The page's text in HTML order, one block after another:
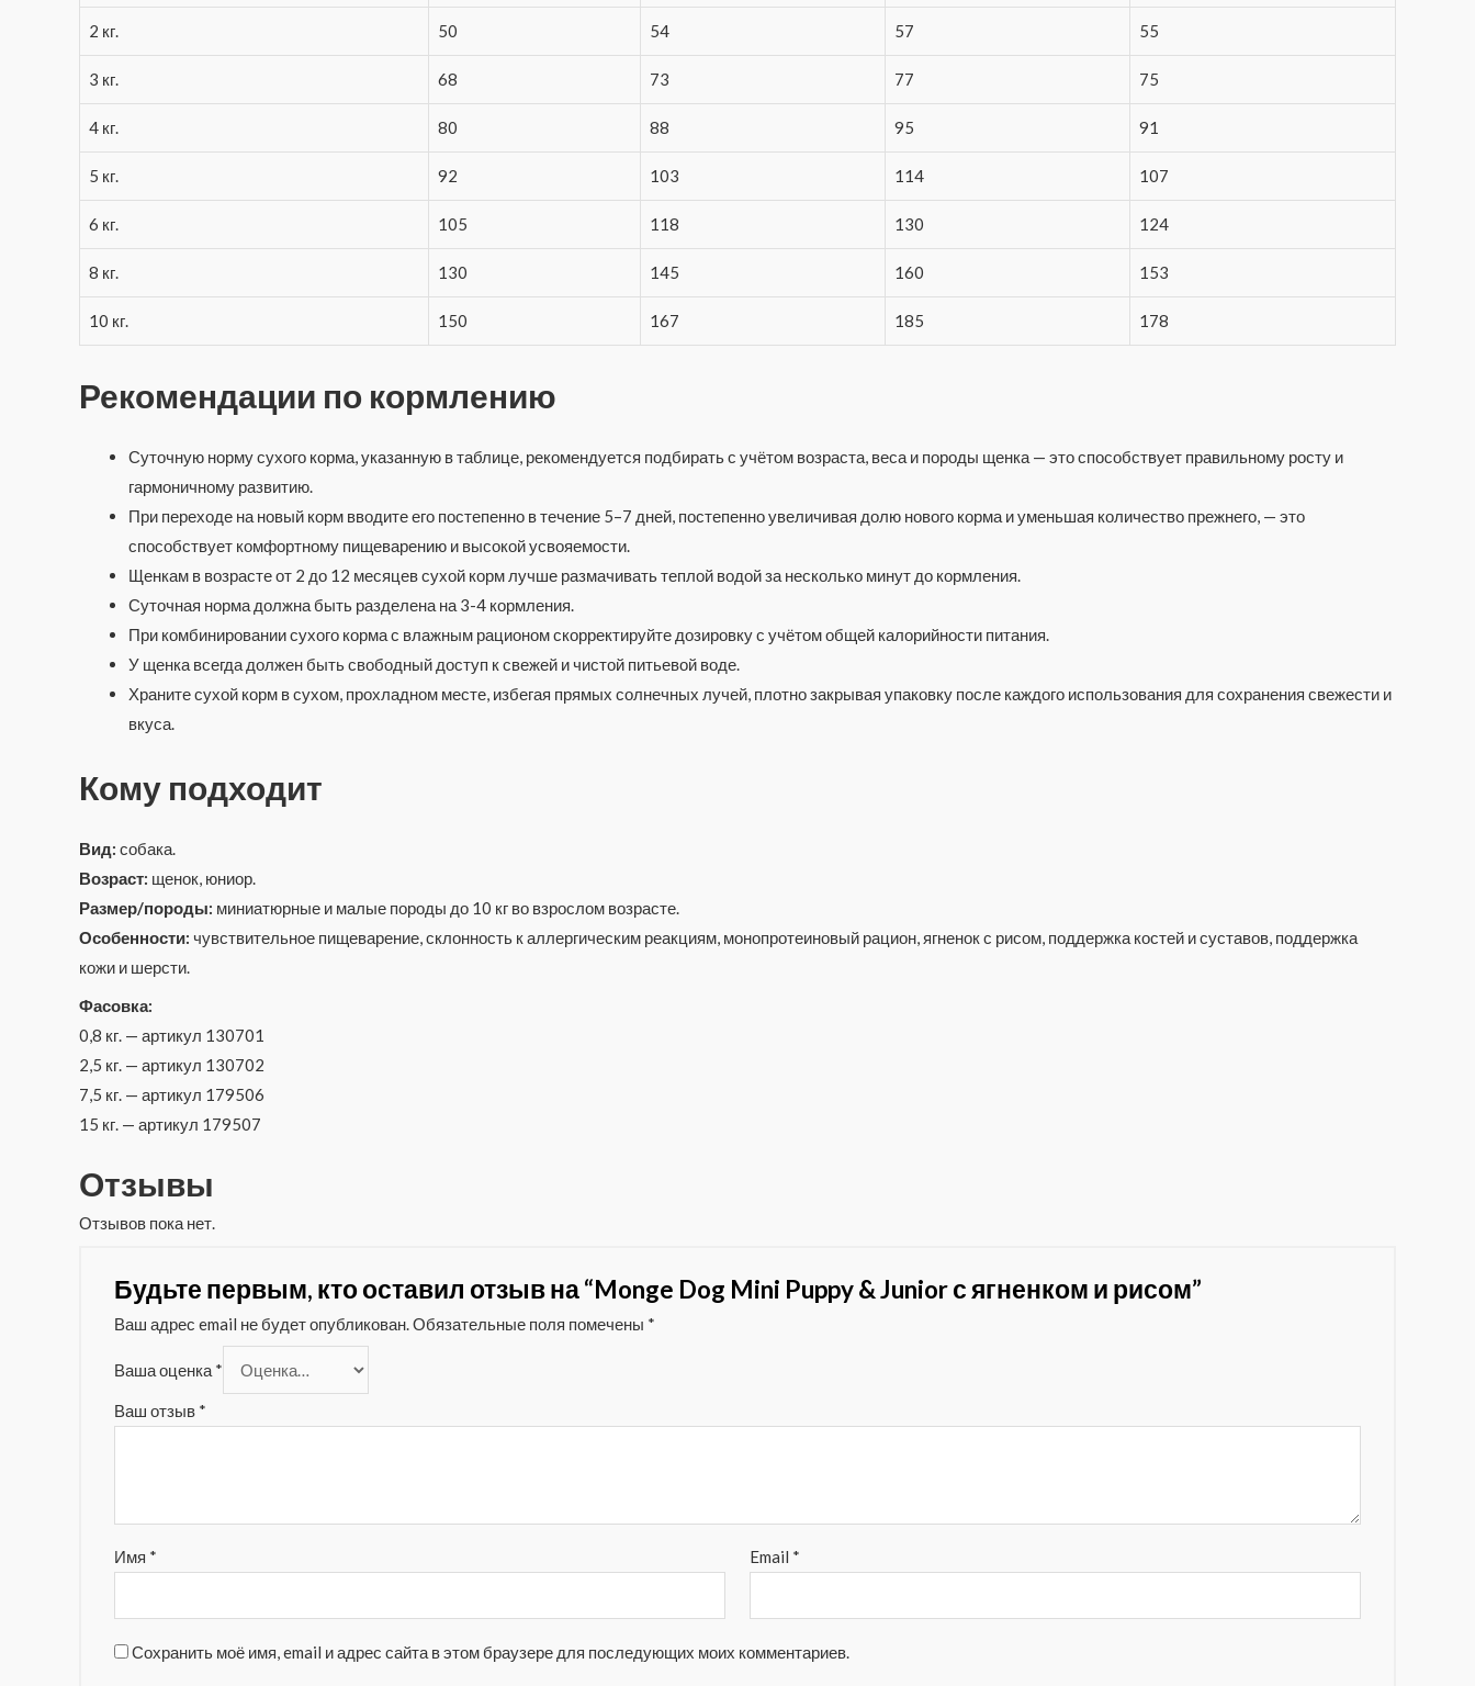
2 кг. 50 54 57 55
3 кг. 68 73 77 75
4 кг. 80 88 95 91
5 кг. 92 103 114 107
6 кг. 105 118 130 124
8 кг. 130 145 160 153
10 кг. 150 167 185 178
Рекомендации по кормлению
Суточную норму сухого корма, указанную в таблице, рекомендуется подбирать с учётом возраста, веса и породы щенка — это способствует правильному росту и
гармоничному развитию.
При переходе на новый корм вводите его постепенно в течение 5–7 дней, постепенно увеличивая долю нового корма и уменьшая количество прежнего, — это
способствует комфортному пищеварению и высокой усвояемости.
Щенкам в возрасте от 2 до 12 месяцев сухой корм лучше размачивать теплой водой за несколько минут до кормления.
Суточная норма должна быть разделена на 3-4 кормления.
При комбинировании сухого корма с влажным рационом скорректируйте дозировку с учётом общей калорийности питания.
У щенка всегда должен быть свободный доступ к свежей и чистой питьевой воде.
Храните сухой корм в сухом, прохладном месте, избегая прямых солнечных лучей, плотно закрывая упаковку после каждого использования для сохранения свежести и
вкуса.
Кому подходит
Вид: собака.
Возраст: щенок, юниор.
Размер/породы: миниатюрные и малые породы до 10 кг во взрослом возрасте.
Особенности: чувствительное пищеварение, склонность к аллергическим реакциям, монопротеиновый рацион, ягненок с рисом, поддержка костей и суставов, поддержка
кожи и шерсти.
Фасовка:
0,8 кг. — артикул 130701
2,5 кг. — артикул 130702
7,5 кг. — артикул 179506
15 кг. — артикул 179507
Отзывы
Отзывов пока нет.
Будьте первым, кто оставил отзыв на “Monge Dog Mini Puppy & Junior с ягненком и рисом”
Ваш адрес email не будет опубликован. Обязательные поля помечены *
Ваша оценка *
Ваш отзыв *
Имя * Email *
Сохранить моё имя, email и адрес сайта в этом браузере для последующих моих комментариев.